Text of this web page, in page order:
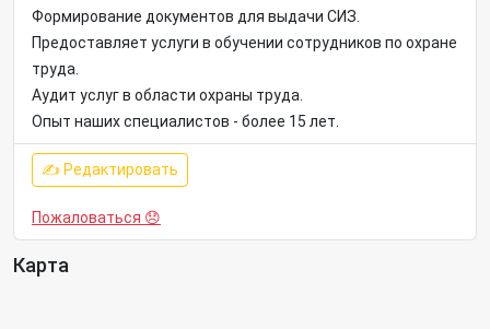
Формирование документов для выдачи СИЗ.
Предоставляет услуги в обучении сотрудников по охране
труда.
Аудит услуг в области охраны труда.
Опыт наших специалистов - более 15 лет.
✍ Редактировать
Пожаловаться 😞
Карта